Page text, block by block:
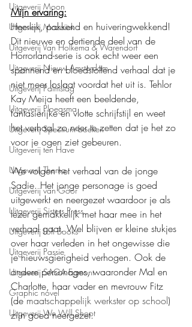
Uitgeverij Moon
Uitgeverij Mozaïek
Uitgeverij Van Holkema & Warendorf
Uitgeverij Nieuw Amsterdam
Uitgeverij Palmslag
Uitgeverij Ploegsma
Uitgeverij Spectrum boeken
Uitgeverij ten Have
Uitgeverij Thema
Uitgeverij van Goor
Uitgeverij Sisters Press
Uitgeverij Loft Books
Uitgeverij Passie
Uitgeverij SAGA Egmont
Graphic novel
Uitgeverij We Will Shoot
Mijn ervaring:
Heerlijk, pakkend en huiveringwekkend!
Dit nieuwe en dertiende deel van de
Horrorland-serie is ook echt weer een
spannend en bloedstollend verhaal dat je
niet meer loslaat voordat het uit is. Tehlor
Kay Meija heeft een beeldende,
fantasierijke en vlotte schrijfstijl en weet
het verhaal zo neer te zetten dat je het zo
voor je ogen ziet gebeuren.
We volgen het verhaal van de jonge
Sadie. Het jonge personage is goed
uitgewerkt en neergezet waardoor je als
lezer gemakkelijk met haar mee in het
verhaal gaat. Wel blijven er kleine stukjes
over haar verleden in het ongewisse die
je nieuwsgierigheid verhogen. Ook de
andere personages, waaronder Mal en
Charlotte, haar vader en mevrouw Fitz
(de maatschappelijk werkster op school)
zijn goed neergezet.